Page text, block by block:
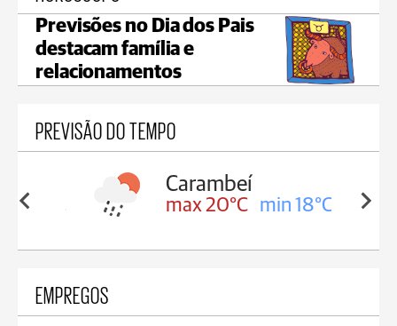
Previsões no Dia dos Pais
destacam família e
relacionamentos
PREVISÃO DO TEMPO
18°C
Carambeí
max 20°C min 18°C
EMPREGOS